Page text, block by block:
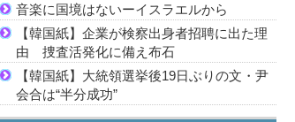
音楽に国境はないーイスラエルから
【韓国紙】企業が検察出身者招聘に出た理
由 捜査活発化に備え布石
【韓国紙】大統領選挙後19日ぶりの文・尹
会合は“半分成功”